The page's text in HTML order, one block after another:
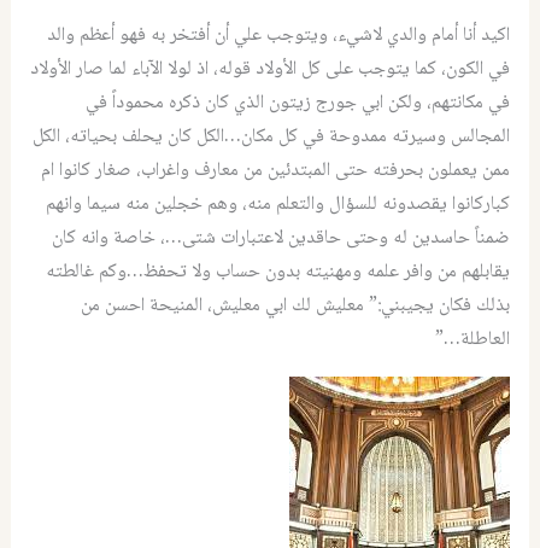
اكيد أنا أمام والدي لاشيء، ويتوجب علي أن أفتخر به فهو أعظم والد
في الكون، كما يتوجب على كل الأولاد قوله، اذ لولا الآباء لما صار الأولاد
في مكانتهم، ولكن ابي جورج زيتون الذي كان ذكره محموداً في
المجالس وسيرته ممدوحة في كل مكان…الكل كان يحلف بحياته، الكل
ممن يعملون بحرفته حتى المبتدئين من معارف واغراب، صغار كانوا ام
كباركانوا يقصدونه للسؤال والتعلم منه، وهم خجلين منه سيما وانهم
ضمناً حاسدين له وحتى حاقدين لاعتبارات شتى…، خاصة وانه كان
يقابلهم من وافر علمه ومهنيته بدون حساب ولا تحفظ…وكم غالطته
بذلك فكان يجيبني:” معليش لك ابي معليش، المنيحة احسن من
العاطلة…”